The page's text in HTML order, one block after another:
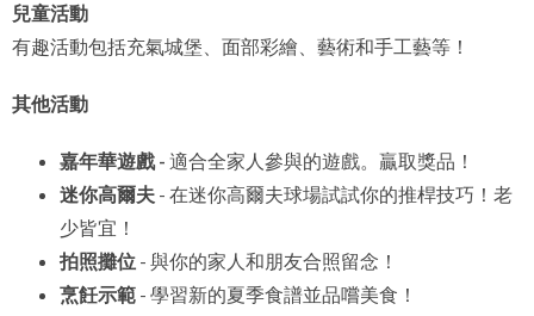
兒童活動
有趣活動包括充氣城堡、面部彩繪、藝術和手工藝等！
其他活動
嘉年華遊戲 - 適合全家人參與的遊戲。贏取獎品！
迷你高爾夫 - 在迷你高爾夫球場試試你的推桿技巧！老
少皆宜！
拍照攤位 - 與你的家人和朋友合照留念！
烹飪示範 - 學習新的夏季食譜並品嚐美食！